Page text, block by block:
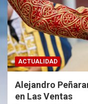
ACTUALIDAD
Alejandro
en Las Ventas